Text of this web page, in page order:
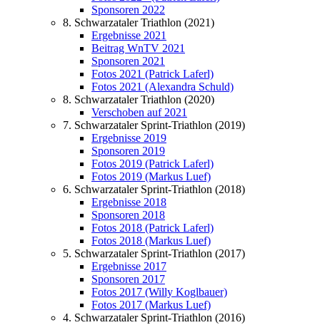
Sponsoren 2022
8. Schwarzataler Triathlon (2021)
Ergebnisse 2021
Beitrag WnTV 2021
Sponsoren 2021
Fotos 2021 (Patrick Laferl)
Fotos 2021 (Alexandra Schuld)
8. Schwarzataler Triathlon (2020)
Verschoben auf 2021
7. Schwarzataler Sprint-Triathlon (2019)
Ergebnisse 2019
Sponsoren 2019
Fotos 2019 (Patrick Laferl)
Fotos 2019 (Markus Luef)
6. Schwarzataler Sprint-Triathlon (2018)
Ergebnisse 2018
Sponsoren 2018
Fotos 2018 (Patrick Laferl)
Fotos 2018 (Markus Luef)
5. Schwarzataler Sprint-Triathlon (2017)
Ergebnisse 2017
Sponsoren 2017
Fotos 2017 (Willy Koglbauer)
Fotos 2017 (Markus Luef)
4. Schwarzataler Sprint-Triathlon (2016)